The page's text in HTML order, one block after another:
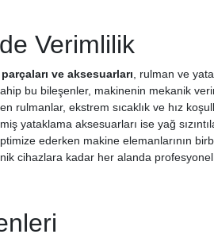
Verimlilik
ve aksesuarları , rulman ve
bu bileşenler, makinenin mekanik
ekstrem sıcaklık ve hız
yataklama aksesuarları ise yağ
ederken makine elemanlarının
cihazlara kadar her alanda